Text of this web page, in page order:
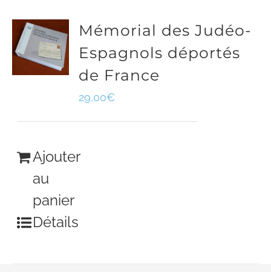
Mémorial des Judéo-
Espagnols déportés
de France
29,00€
Ajouter
au
panier
Détails